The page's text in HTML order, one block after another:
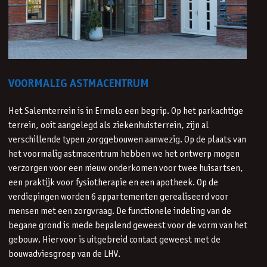
VOORMALIG ASTMACENTRUM
Het Salemterrein is in Ermelo een begrip. Op het parkachtige
terrein, ooit aangelegd als ziekenhuisterrein, zijn al
verschillende typen zorggebouwen aanwezig. Op de plaats van
het voormalig astmacentrum hebben we het ontwerp mogen
verzorgen voor een nieuw onderkomen voor twee huisartsen,
een praktijk voor fysiotherapie en een apotheek. Op de
verdiepingen worden 6 appartementen gerealiseerd voor
mensen met een zorgvraag. De functionele indeling van de
begane grond is mede bepalend geweest voor de vorm van het
gebouw. Hiervoor is uitgebreid contact geweest met de
bouwadviesgroep van de LHV.